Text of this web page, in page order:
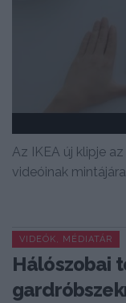
Az IKEA új klipje
videóinak
VIDEÓK, MÉDIATÁR
Hálószobai